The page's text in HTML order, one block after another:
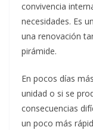
convivencia
necesidades. Es
una renovación
pirámide.
En pocos días
unidad o si se
consecuencias
un poco más